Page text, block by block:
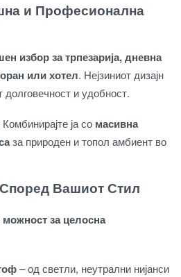
и Професионална
избор за трпезарија, дневна
или хотел. Нејзиниот дизајн
долговечност и удобност.
Комбинирајте ја со масивна
за природен и топол амбиент во
Вашиот Стил
можност за целосна
– од светли, неутрални нијанси